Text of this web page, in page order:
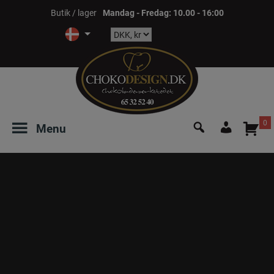
Butik / lager Mandag - Fredag: 10.00 - 16:00
Søg
0
Menu